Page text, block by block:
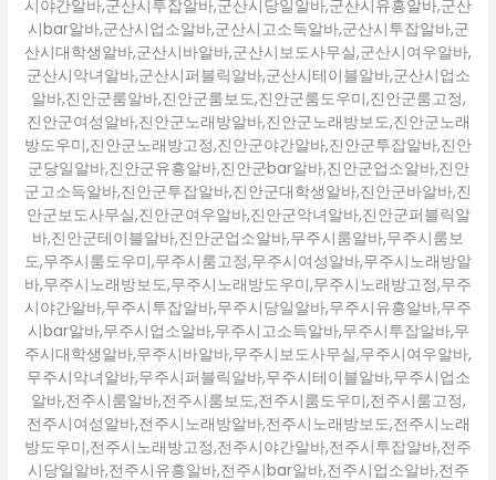
시야간알바,군산시투잡알바,군산시당일알바,군산시유흥알바,군산
시bar알바,군산시업소알바,군산시고소득알바,군산시투잡알바,군
산시대학생알바,군산시바알바,군산시보도사무실,군산시여우알바,
군산시악녀알바,군산시퍼블릭알바,군산시테이블알바,군산시업소
알바,진안군룸알바,진안군룸보도,진안군룸도우미,진안군룸고정,
진안군여성알바,진안군노래방알바,진안군노래방보도,진안군노래
방도우미,진안군노래방고정,진안군야간알바,진안군투잡알바,진안
군당일알바,진안군유흥알바,진안군bar알바,진안군업소알바,진안
군고소득알바,진안군투잡알바,진안군대학생알바,진안군바알바,진
안군보도사무실,진안군여우알바,진안군악녀알바,진안군퍼블릭알
바,진안군테이블알바,진안군업소알바,무주시룸알바,무주시룸보
도,무주시룸도우미,무주시룸고정,무주시여성알바,무주시노래방알
바,무주시노래방보도,무주시노래방도우미,무주시노래방고정,무주
시야간알바,무주시투잡알바,무주시당일알바,무주시유흥알바,무주
시bar알바,무주시업소알바,무주시고소득알바,무주시투잡알바,무
주시대학생알바,무주시바알바,무주시보도사무실,무주시여우알바,
무주시악녀알바,무주시퍼블릭알바,무주시테이블알바,무주시업소
알바,전주시룸알바,전주시룸보도,전주시룸도우미,전주시룸고정,
전주시여성알바,전주시노래방알바,전주시노래방보도,전주시노래
방도우미,전주시노래방고정,전주시야간알바,전주시투잡알바,전주
시당일알바,전주시유흥알바,전주시bar알바,전주시업소알바,전주